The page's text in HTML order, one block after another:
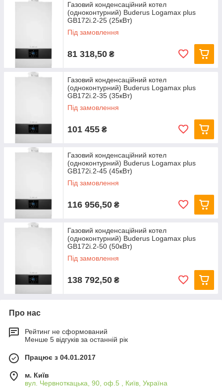
Газовий конденсаційний котел
(одноконтурний) Buderus Logamax plus
GB172i.2-25 (25кВт)
Під замовлення
81 318,50 ₴
Газовий конденсаційний котел
(одноконтурний) Buderus Logamax plus
GB172i.2-35 (35кВт)
Під замовлення
101 455 ₴
Газовий конденсаційний котел
(одноконтурний) Buderus Logamax plus
GB172i.2-45 (45кВт)
Під замовлення
116 956,50 ₴
Газовий конденсаційний котел
(одноконтурний) Buderus Logamax plus
GB172i.2-50 (50кВт)
Під замовлення
138 792,50 ₴
Про нас
Рейтинг не сформований
Менше 5 відгуків за останній рік
Працює з 04.01.2017
м. Київ
вул. Червноткацька, 90, оф.5 , Київ, Україна